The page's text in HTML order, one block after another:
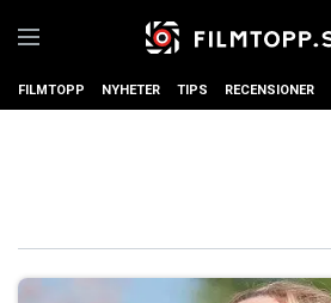
FILMTOPP NYHETER TIPS RECENSIONER